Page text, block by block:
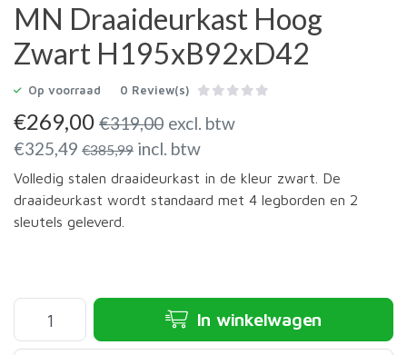
MN Draaideurkast Hoog
Zwart H195xB92xD42
Op voorraad 0 Review(s)
€269,00 €319,00 excl. btw
€325,49 €385,99 incl. btw
Volledig stalen draaideurkast in de kleur zwart. De
draaideurkast wordt standaard met 4 legborden en 2
sleutels geleverd.
In winkelwagen